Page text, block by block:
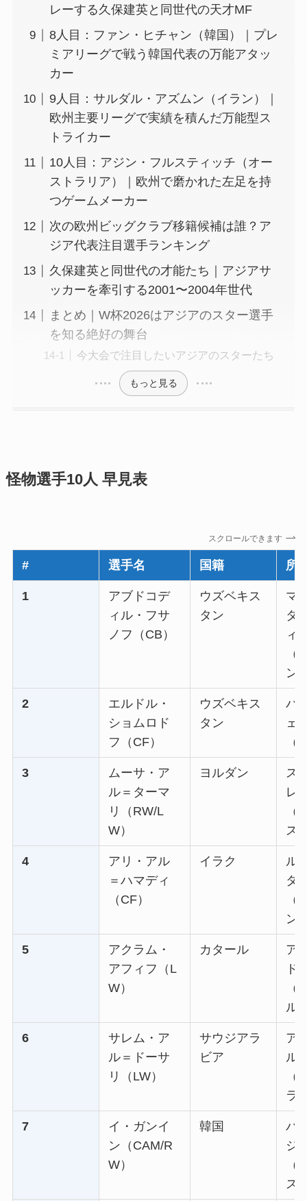
レーする久保建英と同世代の天才MF
8人目：ファン・ヒチャン（韓国）｜プレ
ミアリーグで戦う韓国代表の万能アタッ
カー
9人目：サルダル・アズムン（イラン）｜
欧州主要リーグで実績を積んだ万能型ス
トライカー
10人目：アジン・フルスティッチ（オー
ストラリア）｜欧州で磨かれた左足を持
つゲームメーカー
次の欧州ビッグクラブ移籍候補は誰？ア
ジア代表注目選手ランキング
久保建英と同世代の才能たち｜アジアサ
ッカーを牽引する2001〜2004年世代
まとめ｜W杯2026はアジアのスター選手
を知る絶好の舞台
今大会で注目したいアジアのスターたち
もっと見る
怪物選手10人 早見表
スクロールできます
# 選手名 国籍 所
1
アブドコデ
ィル・フサ
ノフ（CB）
ウズベキス
タン
マ
タ
ィ
（
ン
2
エルドル・
ショムロド
フ（CF）
ウズベキス
タン
バ
ェ
（
3
ムーサ・ア
ル＝ターマ
リ（RW/L
W）
ヨルダン
ス
レ
（
ス
4
アリ・アル
＝ハマディ
（CF）
イラク
ル
タ
（
ン
5
アクラム・
アフィフ（L
W）
カタール
ア
ド
（
ル
6
サレム・ア
ル＝ドーサ
リ（LW）
サウジアラ
ビア
ア
ル
（
ラ
7
イ・ガンイ
ン（CAM/R
W）
韓国
パ
ジ
（
ス